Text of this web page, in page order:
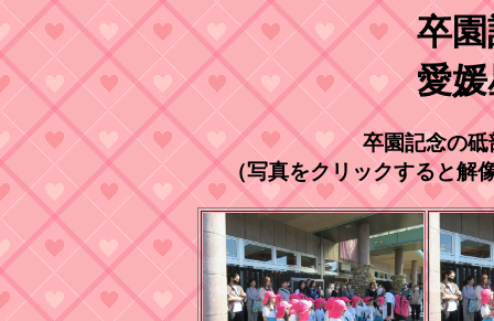
卒
愛
卒園記念の
（写真をクリックすると解